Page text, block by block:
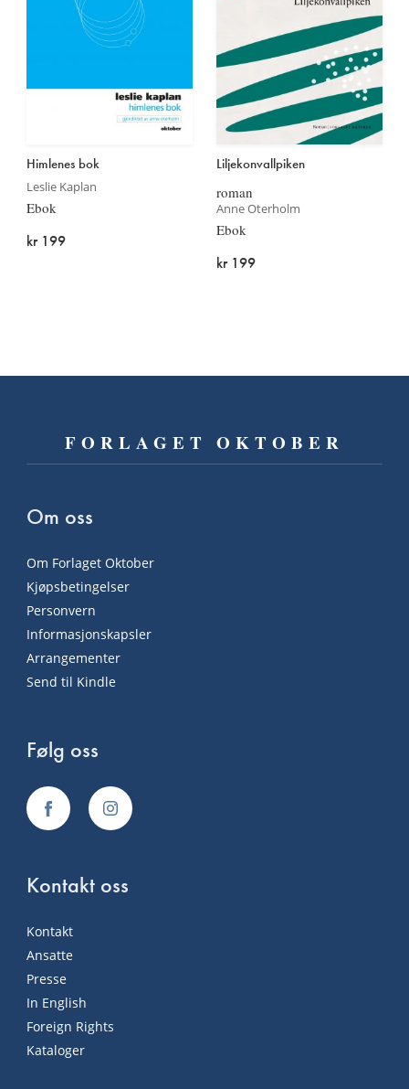
Himlenes bok
Leslie Kaplan
Ebok
kr 199
Liljekonvallpiken
roman
Anne Oterholm
Ebok
kr 199
FORLAGET OKTOBER
Om oss
Om Forlaget Oktober
Kjøpsbetingelser
Personvern
Informasjonskapsler
Arrangementer
Send til Kindle
Følg oss
Kontakt oss
Kontakt
Ansatte
Presse
In English
Foreign Rights
Kataloger